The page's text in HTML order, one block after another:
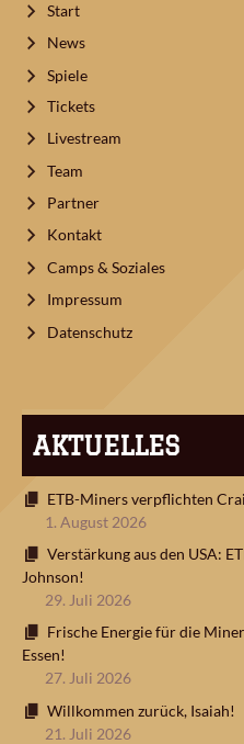
Start
News
Spiele
Tickets
Livestream
Team
Partner
Kontakt
Camps & Soziales
Impressum
Datenschutz
AKTUELLES
ETB-Miners verpflichten
1. August 2026
Verstärkung aus den USA:
Johnson!
29. Juli 2026
Frische Energie für die
Essen!
27. Juli 2026
Willkommen zurück, Isaiah!
21. Juli 2026